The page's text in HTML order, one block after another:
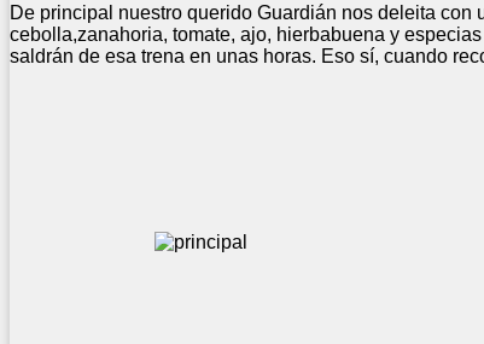
De principal nuestro querido Guardián nos deleita
cebolla,zanahoria, tomate, ajo, hierbabuena y
saldrán de esa trena en unas horas. Eso sí, cuando